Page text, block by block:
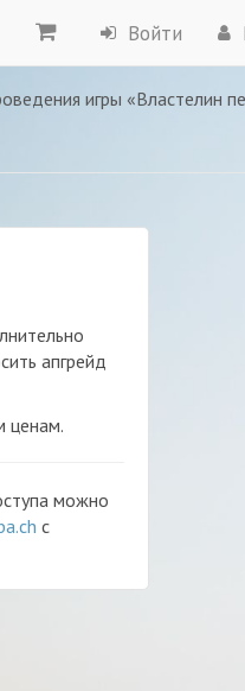
Войти
игры «Властелин перемен»
апгрейд
ценам.
можно
с